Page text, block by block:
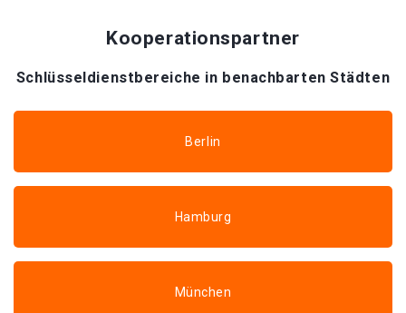
Kooperationspartner
Schlüsseldienstbereiche in benachbarten Städten
Berlin
Hamburg
München